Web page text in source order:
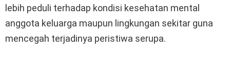
lebih peduli terhadap kondisi kesehatan mental
anggota keluarga maupun lingkungan sekitar guna
mencegah terjadinya peristiwa serupa.